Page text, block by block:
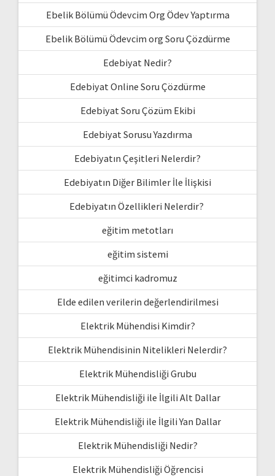
Ebelik Bölümü Ödevcim Org Ödev Yaptırma
Ebelik Bölümü Ödevcim org Soru Çözdürme
Edebiyat Nedir?
Edebiyat Online Soru Çözdürme
Edebiyat Soru Çözüm Ekibi
Edebiyat Sorusu Yazdırma
Edebiyatın Çeşitleri Nelerdir?
Edebiyatın Diğer Bilimler İle İlişkisi
Edebiyatın Özellikleri Nelerdir?
eğitim metotları
eğitim sistemi
eğitimci kadromuz
Elde edilen verilerin değerlendirilmesi
Elektrik Mühendisi Kimdir?
Elektrik Mühendisinin Nitelikleri Nelerdir?
Elektrik Mühendisliği Grubu
Elektrik Mühendisliği ile İlgili Alt Dallar
Elektrik Mühendisliği ile İlgili Yan Dallar
Elektrik Mühendisliği Nedir?
Elektrik Mühendisliği Öğrencisi